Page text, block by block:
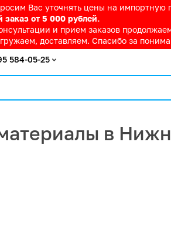
Вас уточнять цены на
от 5 000 рублей.
и прием заказов
доставляем. Спасибо за
584-05-25
в